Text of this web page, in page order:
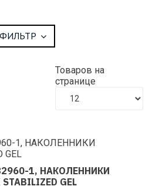
ФИЛЬТР
Товаров на
странице
1, НАКОЛЕННИКИ
STABILIZED GEL